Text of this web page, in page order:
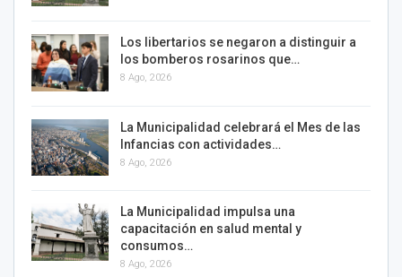
Los libertarios se negaron a distinguir a
los bomberos rosarinos que…
8 Ago, 2026
La Municipalidad celebrará el Mes de las
Infancias con actividades…
8 Ago, 2026
La Municipalidad impulsa una
capacitación en salud mental y
consumos…
8 Ago, 2026